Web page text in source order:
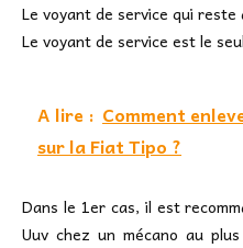
Le voyant de service qui
Le voyant de service est le
A lire : Comment
sur la Fiat Tipo ?
Dans le 1er cas, il est
Uuv chez un mécano au